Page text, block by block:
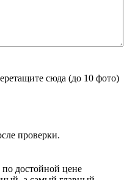
сюда (до 10 фото)
проверки.
достойной цене